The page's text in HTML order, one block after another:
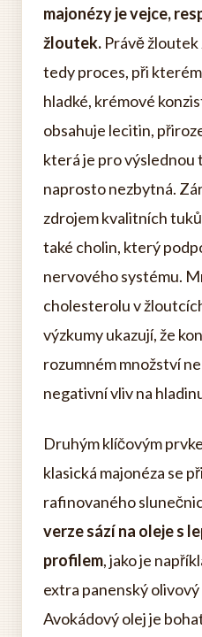
majonézy je vejce,
žloutek. Právě žloutek
tedy proces, při
hladké, krémové
obsahuje lecitin,
která je pro výslednou
naprosto nezbytná.
zdrojem kvalitních
také cholin, který
nervového systému.
cholesterolu v
výzkumy ukazují, že
rozumném množství
negativní vliv na
Druhým klíčovým
klasická majonéza se
rafinovaného
verze sází na oleje s
profilem, jako je
extra panenský
Avokádový olej je